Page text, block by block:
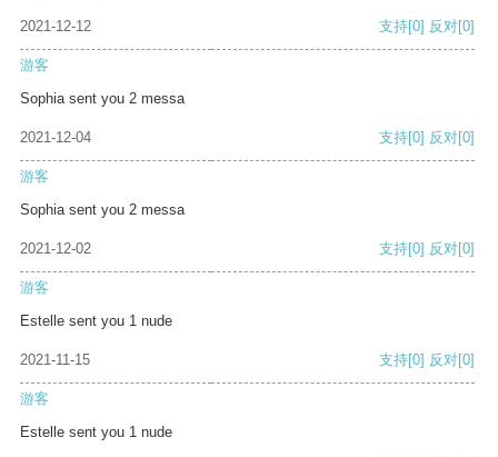
2021-12-12 支持[0] 反对[0]
游客
Sophia sent you 2 messa
2021-12-04 支持[0] 反对[0]
游客
Sophia sent you 2 messa
2021-12-02 支持[0] 反对[0]
游客
Estelle sent you 1 nude
2021-11-15 支持[0] 反对[0]
游客
Estelle sent you 1 nude